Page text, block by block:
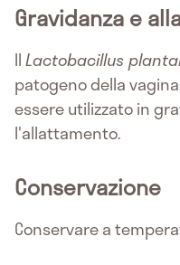
Gravidanza e
IILactobacillus
patogeno della
essere utilizzato in
l'allattamento.
Conservazione
Conservare a